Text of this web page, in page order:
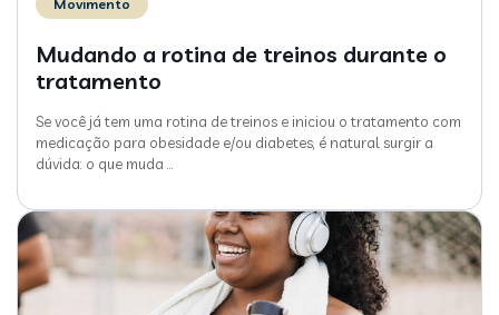
Movimento
Mudando a rotina de treinos durante o
tratamento
Se você já tem uma rotina de treinos e iniciou o tratamento com
medicação para obesidade e/ou diabetes, é natural surgir a
dúvida: o que muda …